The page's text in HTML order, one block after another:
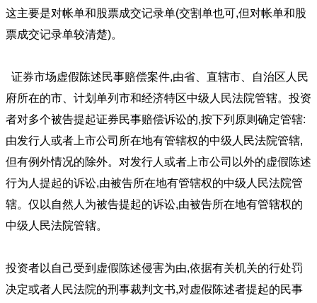
这主要是对帐单和股票成交记录单(交割单也可,但对帐单和股
票成交记录单较清楚)。
证券市场虚假陈述民事赔偿案件,由省、直辖市、自治区人民
府所在的市、计划单列市和经济特区中级人民法院管辖。投资
者对多个被告提起证券民事赔偿诉讼的,按下列原则确定管辖:
由发行人或者上市公司所在地有管辖权的中级人民法院管辖,
但有例外情况的除外。对发行人或者上市公司以外的虚假陈述
行为人提起的诉讼,由被告所在地有管辖权的中级人民法院管
辖。仅以自然人为被告提起的诉讼,由被告所在地有管辖权的
中级人民法院管辖。
投资者以自己受到虚假陈述侵害为由,依据有关机关的行处罚
决定或者人民法院的刑事裁判文书,对虚假陈述者提起的民事